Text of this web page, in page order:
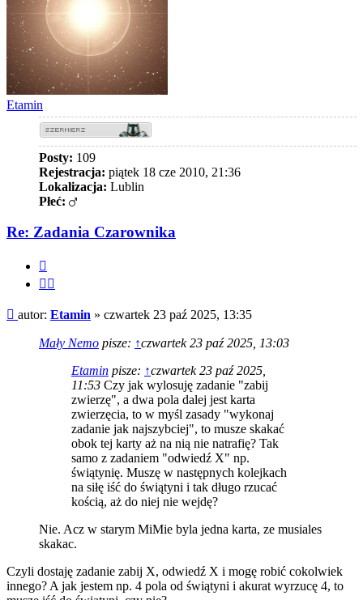
Etamin
Posty: 109
Rejestracja: piątek 18 cze 2010, 21:36
Lokalizacja: Lublin
Płeć:
Re: Zadania Czarownika
Post
autor: Etamin » czwartek 23 paź 2025, 13:35
Mały Nemo pisze: ↑czwartek 23 paź 2025, 13:03
Etamin pisze: ↑czwartek 23 paź 2025,
11:53 Czy jak wylosuję zadanie "zabij
zwierzę", a dwa pola dalej jest karta
zwierzęcia, to w myśl zasady "wykonaj
zadanie jak najszybciej", to musze skakać
obok tej karty aż na nią nie natrafię? Tak
samo z zadaniem "odwiedź X" np.
świątynię. Muszę w następnych kolejkach
na siłę iść do świątyni i tak długo rzucać
kością, aż do niej nie wejdę?
Nie. Acz w starym MiMie byla jedna karta, ze musiales
skakac.
Czyli dostaję zadanie zabij X, odwiedź X i mogę robić cokolwiek
innego? A jak jestem np. 4 pola od świątyni i akurat wyrzucę 4, to